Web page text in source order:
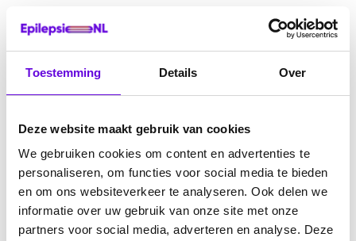
Toestemming Details Over
Deze website maakt gebruik van cookies
We gebruiken cookies om content en advertenties te
personaliseren, om functies voor social media te bieden
en om ons websiteverkeer te analyseren. Ook delen we
informatie over uw gebruik van onze site met onze
partners voor social media, adverteren en analyse. Deze